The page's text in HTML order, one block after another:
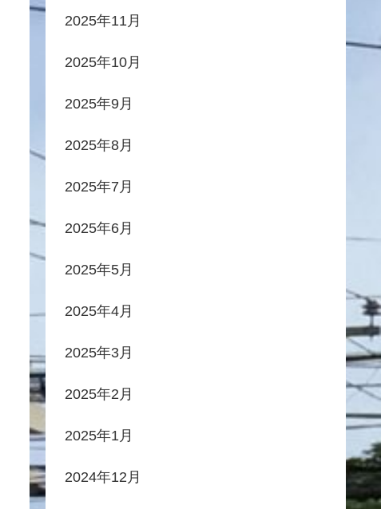
2025年11月
2025年10月
2025年9月
2025年8月
2025年7月
2025年6月
2025年5月
2025年4月
2025年3月
2025年2月
2025年1月
2024年12月